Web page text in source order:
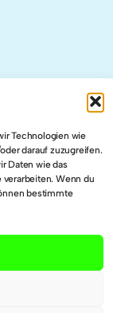
Technologien wie
darauf zuzugreifen.
Daten wie das
Wenn du
bestimmte